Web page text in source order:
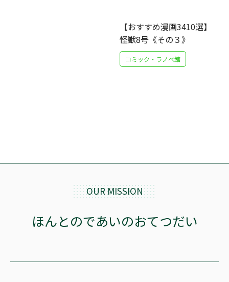
【おすすめ漫画3410選】
怪獣8号《その３》
コミック・ラノベ館
OUR MISSION
ほんとのであいのおてつだい